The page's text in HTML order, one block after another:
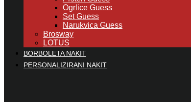
Ogrlice Guess
Set Guess
Narukvica Guess
Brosway
LOTUS
BORBOLETA NAKIT
PERSONALIZIRANI NAKIT